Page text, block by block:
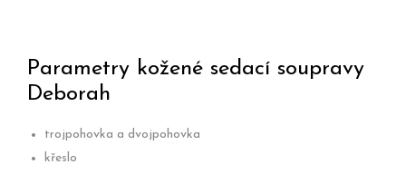
Parametry kožené sedací soupravy
Deborah
trojpohovka a dvojpohovka
křeslo